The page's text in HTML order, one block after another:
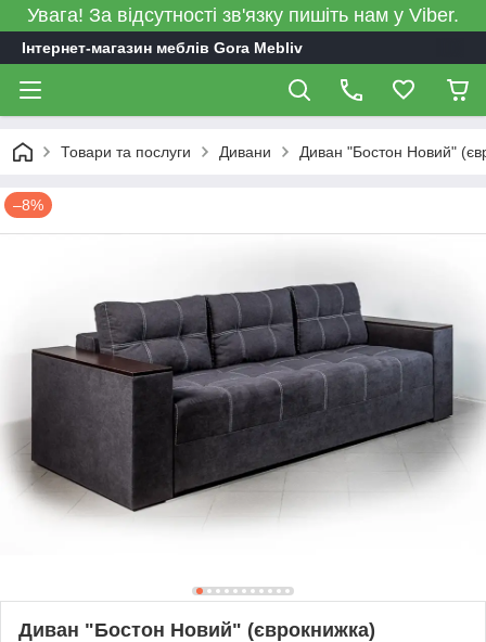
Увага! За відсутності зв'язку пишіть нам у Viber.
Інтернет-магазин меблів Gora Mebliv
Товари та послуги Дивани Диван "Бостон Новий"
–8%
Диван "Бостон Новий" (єврокнижка)